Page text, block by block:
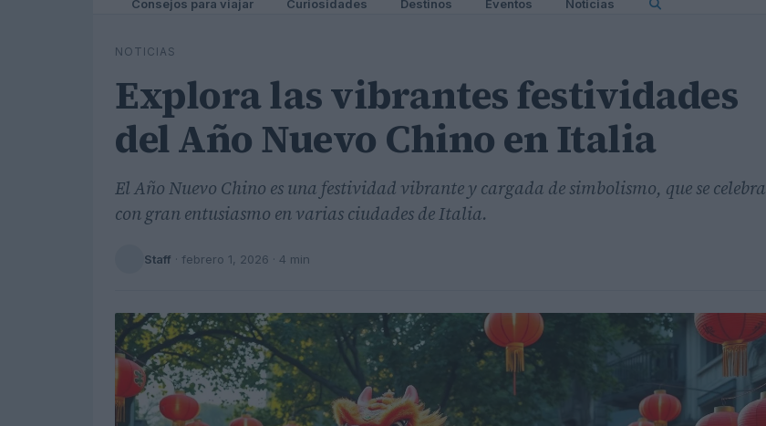
Consejos para viajar Curiosidades Destinos Eventos Noticias
NOTICIAS
Explora las vibrantes festividades
del Año Nuevo Chino en Italia
El Año Nuevo Chino es una festividad vibrante y cargada de simbolismo, que se celebra
con gran entusiasmo en varias ciudades de Italia.
Staff · febrero 1, 2026 · 4 min